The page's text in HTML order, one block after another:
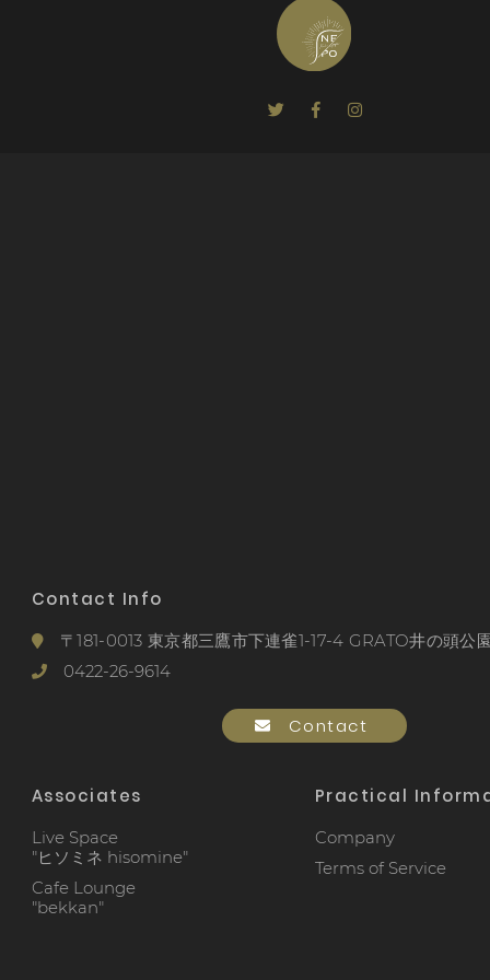
Contact Info
〒181-0013 東京都三鷹市下連雀1-17-4 GRATO井の頭公
0422-26-9614
Contact
Associates
Live Space
"ヒソミネ hisomine"
Cafe Lounge
"bekkan"
Practical
Company
Terms of Service